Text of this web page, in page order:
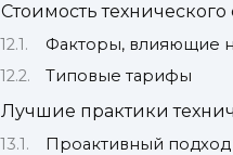
Стоимость
Факторы, влияющие
Типовые тарифы
Лучшие практики
Проактивный подход